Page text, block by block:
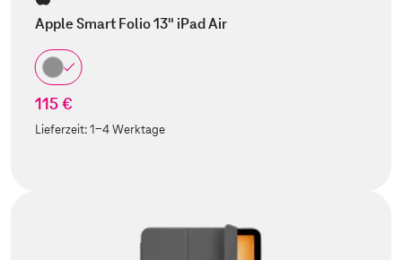
Apple Smart Folio 13" iPad Air
115 €
Lieferzeit:1-4 Werktage